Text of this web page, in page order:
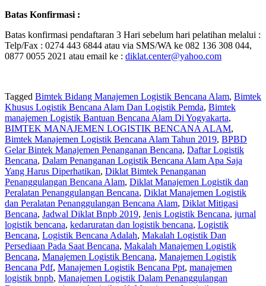
Batas Konfirmasi :
Batas konfirmasi pendaftaran 3 Hari sebelum hari pelatihan melalui :
Telp/Fax : 0274 443 6844 atau via SMS/WA ke 082 136 308 044,
0877 0055 2021 atau email ke : diklat.center@yahoo.com
Tagged Bimtek Bidang Manajemen Logistik Bencana Alam, Bimtek
Khusus Logistik Bencana Alam Dan Logistik Pemda, Bimtek
manajemen Logistik Bantuan Bencana Alam Di Yogyakarta,
BIMTEK MANAJEMEN LOGISTIK BENCANA ALAM,
Bimtek Manajemen Logistik Bencana Alam Tahun 2019, BPBD
Gelar Bintek Manajemen Penanganan Bencana, Daftar Logistik
Bencana, Dalam Penanganan Logistik Bencana Alam Apa Saja
Yang Harus Diperhatikan, Diklat Bimtek Penanganan
Penanggulangan Bencana Alam, Diklat Manajemen Logistik dan
Peralatan Penanggulangan Bencana, Diklat Manajemen Logistik
dan Peralatan Penanggulangan Bencana Alam, Diklat Mitigasi
Bencana, Jadwal Diklat Bnpb 2019, Jenis Logistik Bencana, jurnal
logistik bencana, kedaruratan dan logistik bencana, Logistik
Bencana, Logistik Bencana Adalah, Makalah Logistik Dan
Persediaan Pada Saat Bencana, Makalah Manajemen Logistik
Bencana, Manajemen Logistik Bencana, Manajemen Logistik
Bencana Pdf, Manajemen Logistik Bencana Ppt, manajemen
logistik bnpb, Manajemen Logistik Dalam Penanggulangan